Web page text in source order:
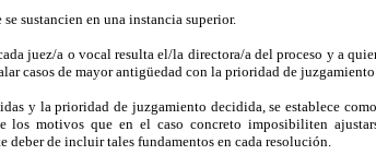
sustancien en una instancia superior.
juez/a o vocal resulta el/la directora/a del proceso y a
casos de mayor antigüedad con la prioridad de
y la prioridad de juzgamiento decidida, se establece
los motivos que en el caso concreto imposibiliten
deber de incluir tales fundamentos en cada resolución.